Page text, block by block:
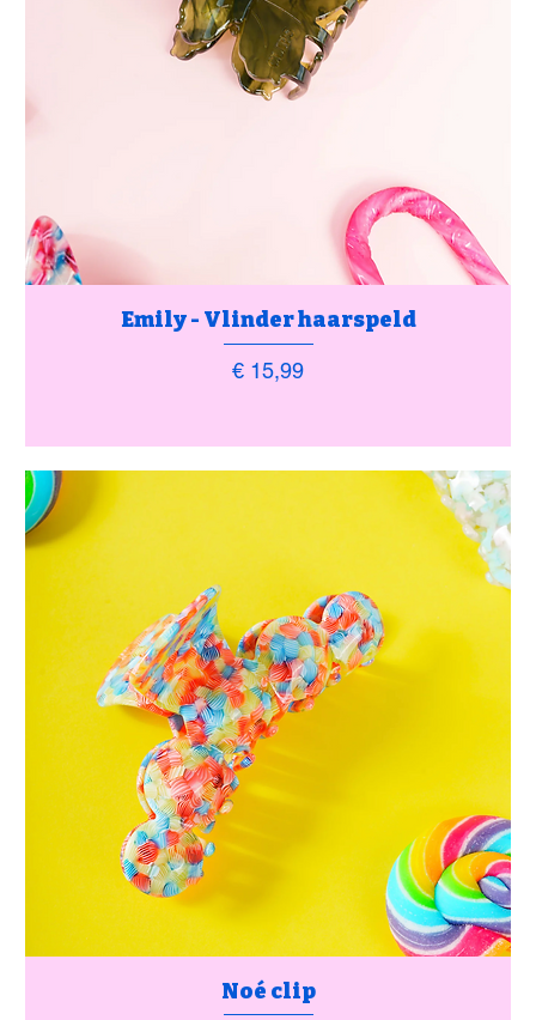
Emily - Vlinder haarspeld
Prijs
€ 15,99
Noé clip